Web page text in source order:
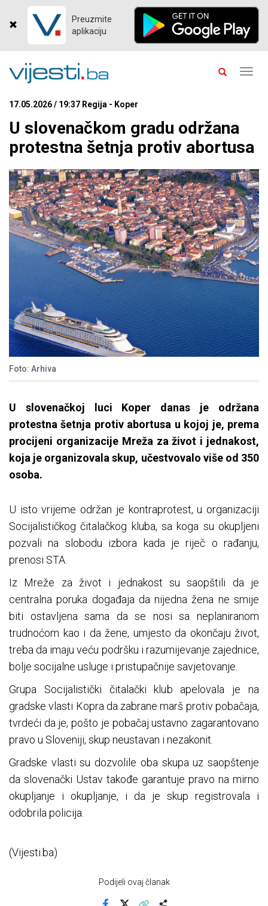
Preuzmite
aplikaciju
17.05.2026 / 19:37 Regija - Koper
U slovenačkom gradu održana
protestna šetnja protiv abortusa
Foto: Arhiva
U slovenačkoj luci Koper danas je održana
protestna šetnja protiv abortusa u kojoj je, prema
procijeni organizacije Mreža za život i jednakost,
koja je organizovala skup, učestvovalo više od 350
osoba.
U isto vrijeme održan je kontraprotest, u organizaciji
Socijalističkog čitalačkog kluba, sa koga su okupljeni
pozvali na slobodu izbora kada je riječ o rađanju,
prenosi STA.
Iz Mreže za život i jednakost su saopštili da je
centralna poruka događaja da nijedna žena ne smije
biti ostavljena sama da se nosi sa neplaniranom
trudnoćom kao i da žene, umjesto da okončaju život,
treba da imaju veću podršku i razumijevanje zajednice,
bolje socijalne usluge i pristupačnije savjetovanje.
Grupa Socijalistički čitalački klub apelovala je na
gradske vlasti Kopra da zabrane marš protiv pobačaja,
tvrdeći da je, pošto je pobačaj ustavno zagarantovano
pravo u Sloveniji, skup neustavan i nezakonit.
Gradske vlasti su dozvolile oba skupa uz saopštenje
da slovenački Ustav takođe garantuje pravo na mirno
okupljanje i okupljanje, i da je skup registrovala i
odobrila policija.
(Vijesti.ba)
Podijeli ovaj članak